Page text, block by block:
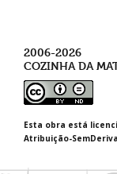
2006-2026
COZINHA DA
Esta obra está
Atribuição-